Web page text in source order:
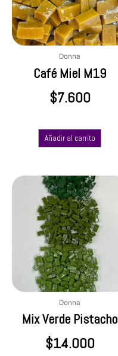
Donna
Café Miel M19
$7.600
Añadir al carrito
Donna
Mix Verde Pistacho
$14.000